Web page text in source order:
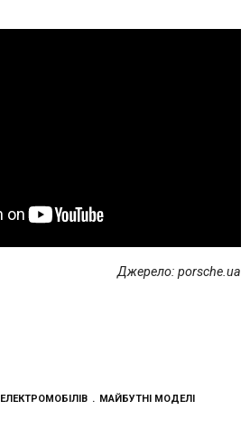
Джерело: porsche.ua
МАЙБУТНІ МОДЕЛІ